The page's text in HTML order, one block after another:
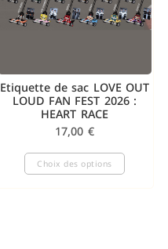
Etiquette de sac LOVE OUT
LOUD FAN FEST 2026 :
HEART RACE
17,00 €
Choix des options